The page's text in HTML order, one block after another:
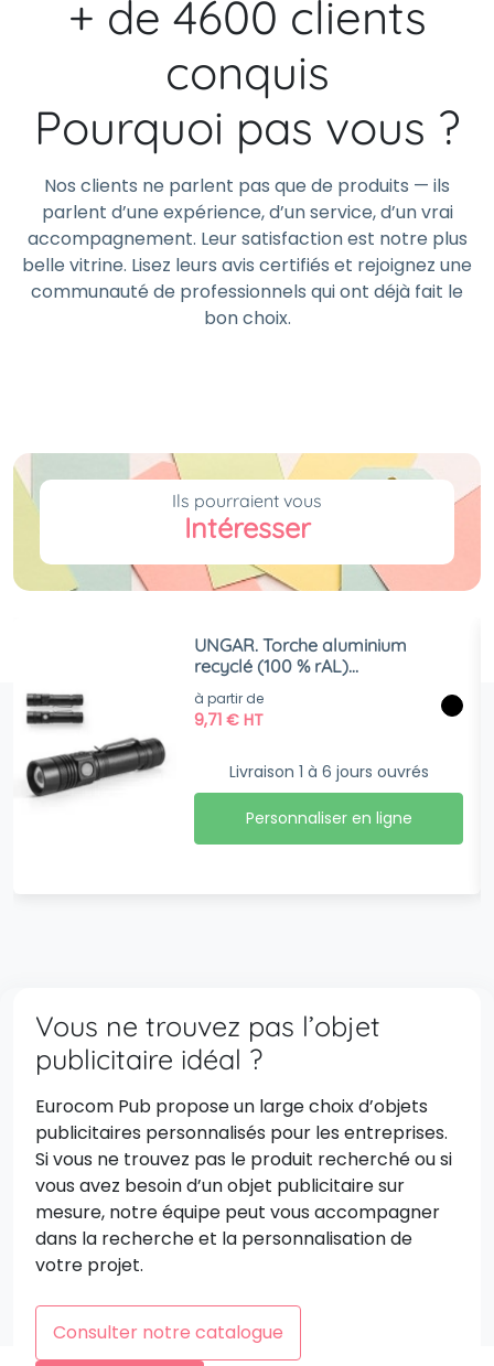
+ de 4600 clients
conquis
Pourquoi pas vous ?
Nos clients ne parlent pas que de produits — ils
parlent d’une expérience, d’un service, d’un vrai
accompagnement. Leur satisfaction est notre plus
belle vitrine. Lisez leurs avis certifiés et rejoignez une
communauté de professionnels qui ont déjà fait le
bon choix.
Ils pourraient vous
Intéresser
UNGAR. Torche aluminium
recyclé (100 % rAL)
rechargeable 5 W
à partir de
9,71€ HT
Livraison 1 à 6 jours ouvrés
Personnaliser en ligne
Vous ne trouvez pas l’objet
publicitaire idéal ?
Eurocom Pub propose un large choix d’objets
publicitaires personnalisés pour les entreprises.
Si vous ne trouvez pas le produit recherché ou si
vous avez besoin d’un objet publicitaire sur
mesure, notre équipe peut vous accompagner
dans la recherche et la personnalisation de
votre projet.
Consulter notre catalogue